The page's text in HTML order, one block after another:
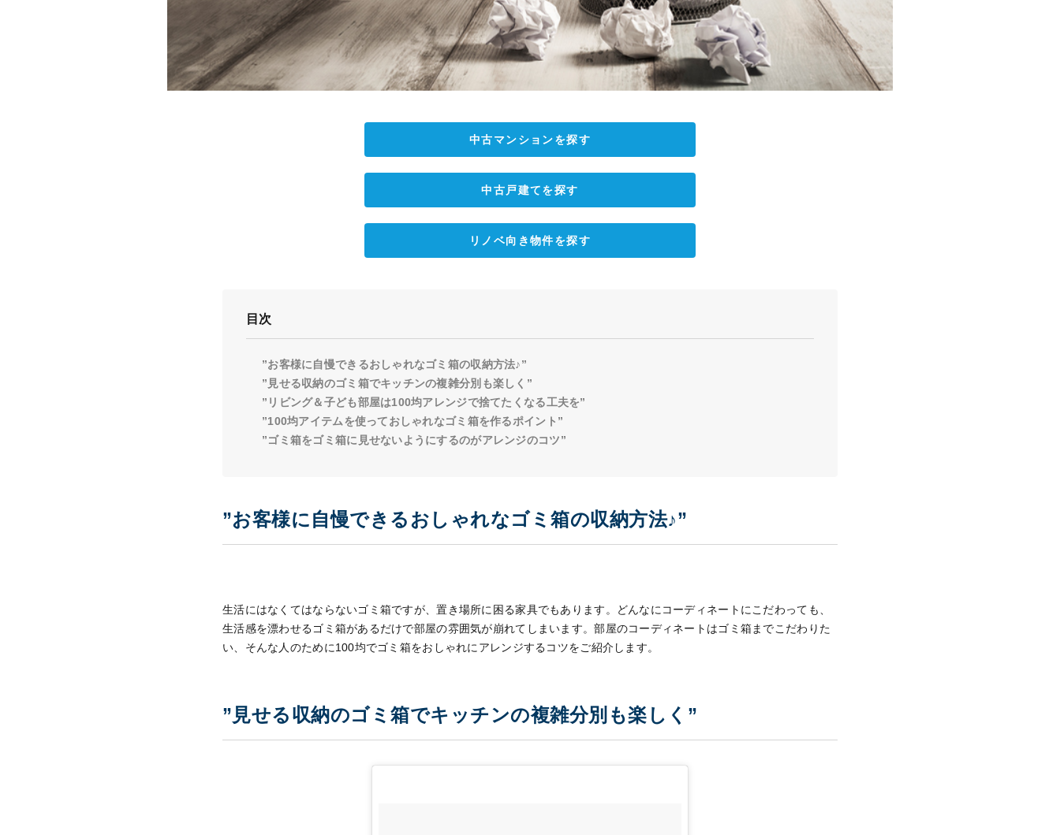
中古マンションを探す
中古戸建てを探す
リノベ向き物件を探す
目次
”お客様に自慢できるおしゃれなゴミ箱の収納方法♪”
”見せる収納のゴミ箱でキッチンの複雑分別も楽しく”
”リビング＆子ども部屋は100均アレンジで捨てたくなる工夫を”
”100均アイテムを使っておしゃれなゴミ箱を作るポイント”
”ゴミ箱をゴミ箱に見せないようにするのがアレンジのコツ”
”お客様に自慢できるおしゃれなゴミ箱の収納方法♪”
生活にはなくてはならないゴミ箱ですが、置き場所に困る家具でもあります。どんなにコーディネートにこだわっても、
生活感を漂わせるゴミ箱があるだけで部屋の雰囲気が崩れてしまいます。部屋のコーディネートはゴミ箱までこだわりた
い、そんな人のために100均でゴミ箱をおしゃれにアレンジするコツをご紹介します。
”見せる収納のゴミ箱でキッチンの複雑分別も楽しく”